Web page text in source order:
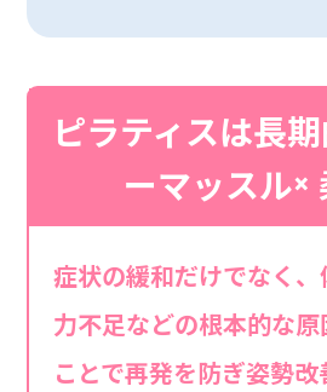
ピラティスは長
ーマッスル×
症状の緩和だけでなく
力不足などの根本的な
ことで再発を防ぎ姿勢